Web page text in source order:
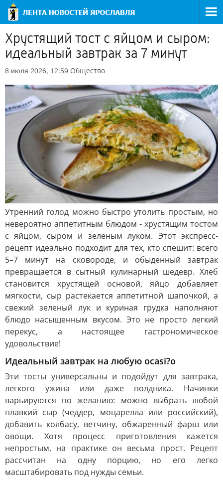
Хрустящий тост с яйцом и сыром:
идеальный завтрак за 7 минут
8 июля 2026, 12:59 Общество
Утренний голод можно быстро утолить простым, но
невероятно аппетитным блюдом - хрустящим тостом
с яйцом, сыром и зеленым луком. Этот экспресс-
рецепт идеально подходит для тех, кто спешит: всего
5–7 минут на сковороде, и обыденный завтрак
превращается в сытный кулинарный шедевр. Хлеб
становится хрустящей основой, яйцо добавляет
мягкости, сыр растекается аппетитной шапочкой, а
свежий зеленый лук и куриная грудка наполняют
блюдо насыщенным вкусом. Это не просто легкий
перекус, а настоящее гастрономическое
удовольствие!
Идеальный завтрак на любую ocasi?o
Эти тосты универсальны и подойдут для завтрака,
легкого ужина или даже полдника. Начинки
варьируются по желанию: можно выбрать любой
плавкий сыр (чеддер, моцарелла или российский),
добавить колбасу, ветчину, обжаренный фарш или
овощи. Хотя процесс приготовления кажется
непростым, на практике он весьма прост. Рецепт
рассчитан на одну порцию, но его легко
масштабировать под нужды семьи.